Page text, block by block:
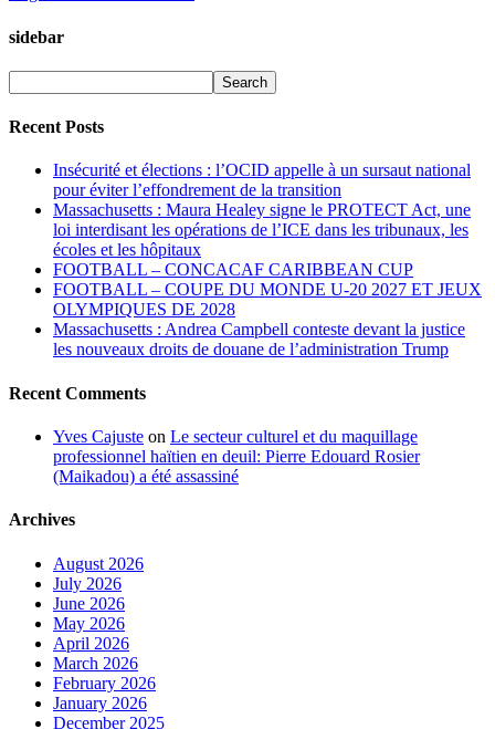
sidebar
Recent Posts
Insécurité et élections : l’OCID appelle à un sursaut national
pour éviter l’effondrement de la transition
Massachusetts : Maura Healey signe le PROTECT Act, une
loi interdisant les opérations de l’ICE dans les tribunaux, les
écoles et les hôpitaux
FOOTBALL – CONCACAF CARIBBEAN CUP
FOOTBALL – COUPE DU MONDE U-20 2027 ET JEUX
OLYMPIQUES DE 2028
Massachusetts : Andrea Campbell conteste devant la justice
les nouveaux droits de douane de l’administration Trump
Recent Comments
Yves Cajuste on Le secteur culturel et du maquillage
professionnel haïtien en deuil: Pierre Edouard Rosier
(Maikadou) a été assassiné
Archives
August 2026
July 2026
June 2026
May 2026
April 2026
March 2026
February 2026
January 2026
December 2025